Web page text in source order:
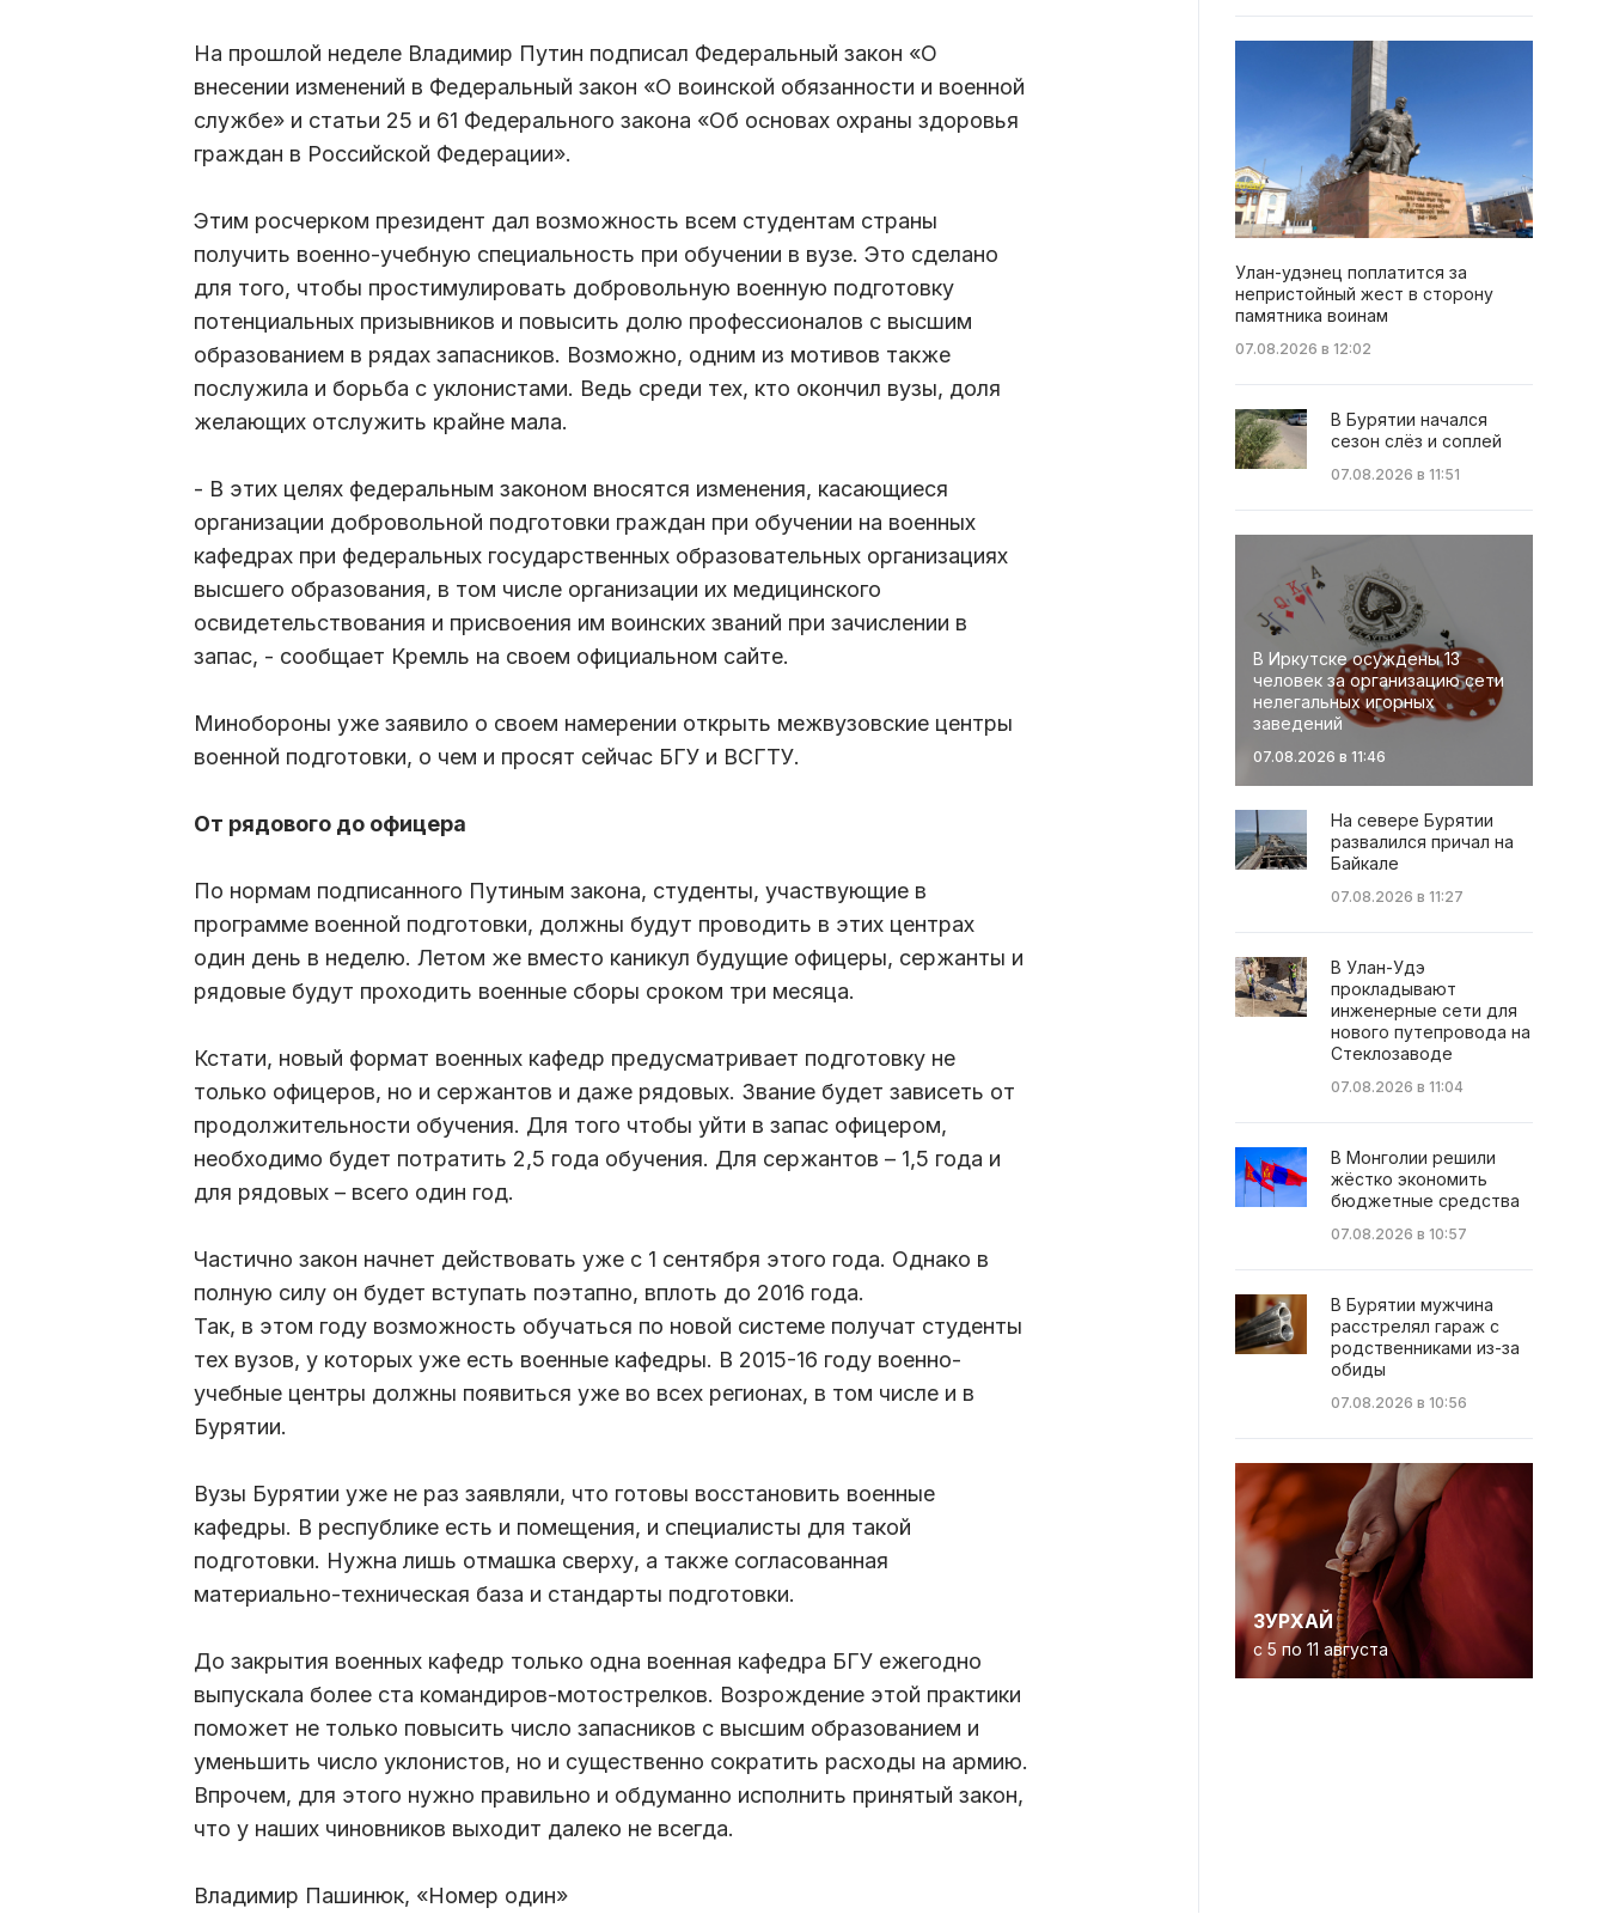
На прошлой неделе Владимир Путин подписал Федеральный закон «О
внесении изменений в Федеральный закон «О воинской обязанности и военной
службе» и статьи 25 и 61 Федерального закона «Об основах охраны здоровья
граждан в Российской Федерации».
Этим росчерком президент дал возможность всем студентам страны
получить военно-учебную специальность при обучении в вузе. Это сделано
для того, чтобы простимулировать добровольную военную подготовку
потенциальных призывников и повысить долю профессионалов с высшим
образованием в рядах запасников. Возможно, одним из мотивов также
послужила и борьба с уклонистами. Ведь среди тех, кто окончил вузы, доля
желающих отслужить крайне мала.
- В этих целях федеральным законом вносятся изменения, касающиеся
организации добровольной подготовки граждан при обучении на военных
кафедрах при федеральных государственных образовательных организациях
высшего образования, в том числе организации их медицинского
освидетельствования и присвоения им воинских званий при зачислении в
запас, - сообщает Кремль на своем официальном сайте.
Минобороны уже заявило о своем намерении открыть межвузовские центры
военной подготовки, о чем и просят сейчас БГУ и ВСГТУ.
От рядового до офицера
По нормам подписанного Путиным закона, студенты, участвующие в
программе военной подготовки, должны будут проводить в этих центрах
один день в неделю. Летом же вместо каникул будущие офицеры, сержанты и
рядовые будут проходить военные сборы сроком три месяца.
Кстати, новый формат военных кафедр предусматривает подготовку не
только офицеров, но и сержантов и даже рядовых. Звание будет зависеть от
продолжительности обучения. Для того чтобы уйти в запас офицером,
необходимо будет потратить 2,5 года обучения. Для сержантов – 1,5 года и
для рядовых – всего один год.
Частично закон начнет действовать уже с 1 сентября этого года. Однако в
полную силу он будет вступать поэтапно, вплоть до 2016 года.
Так, в этом году возможность обучаться по новой системе получат студенты
тех вузов, у которых уже есть военные кафедры. В 2015-16 году военно-
учебные центры должны появиться уже во всех регионах, в том числе и в
Бурятии.
Вузы Бурятии уже не раз заявляли, что готовы восстановить военные
кафедры. В республике есть и помещения, и специалисты для такой
подготовки. Нужна лишь отмашка сверху, а также согласованная
материально-техническая база и стандарты подготовки.
До закрытия военных кафедр только одна военная кафедра БГУ ежегодно
выпускала более ста командиров-мотострелков. Возрождение этой практики
поможет не только повысить число запасников с высшим образованием и
уменьшить число уклонистов, но и существенно сократить расходы на армию.
Впрочем, для этого нужно правильно и обдуманно исполнить принятый закон,
что у наших чиновников выходит далеко не всегда.
Владимир Пашинюк, «Номер один»
Улан-удэнец поплатится за
непристойный жест в сторону
памятника воинам
07.08.2026 в 12:02
В Бурятии начался
сезон слёз и соплей
07.08.2026 в 11:51
В Иркутске осуждены 13
человек за организацию сети
нелегальных игорных
заведений
07.08.2026 в 11:46
На севере Бурятии
развалился причал на
Байкале
07.08.2026 в 11:27
В Улан-Удэ
прокладывают
инженерные сети для
нового путепровода на
Стеклозаводе
07.08.2026 в 11:04
В Монголии решили
жёстко экономить
бюджетные средства
07.08.2026 в 10:57
В Бурятии мужчина
расстрелял гараж с
родственниками из-за
обиды
07.08.2026 в 10:56
ЗУРХАЙ
с 5 по 11 августа